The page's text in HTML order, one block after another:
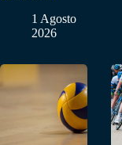
1 Agosto
2026